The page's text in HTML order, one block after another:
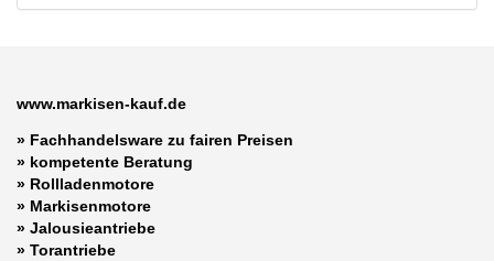
www.markisen-kauf.de
» Fachhandelsware zu fairen Preisen
» kompetente Beratung
» Rollladenmotore
» Markisenmotore
» Jalousieantriebe
» Torantriebe